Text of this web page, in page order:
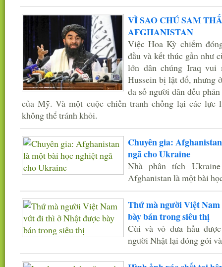
VÌ SAO CHÚ SAM
AFGHANISTAN
Việc Hoa Kỳ chiếm
đầu và kết thúc gần như
lớn dân chúng Iraq vui
Hussein bị lật đổ, nhưng
đa số người dân đều
của Mỹ. Và một cuộc chiến tranh chống lại các lực
không thể tránh khỏi.
Chuyên gia:
ngã cho Ukraine
Nhà phân tích
Afghanistan là một bài
Thứ mà người Việt
bày bán trong siêu thị
Cùi và vỏ dưa hấu
người Nhật lại đóng gói